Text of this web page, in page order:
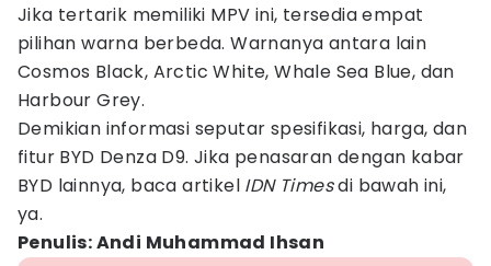
Jika tertarik memiliki MPV ini, tersedia empat
pilihan warna berbeda. Warnanya antara lain
Cosmos Black, Arctic White, Whale Sea Blue, dan
Harbour Grey.
Demikian informasi seputar spesifikasi, harga, dan
fitur BYD Denza D9. Jika penasaran dengan kabar
BYD lainnya, baca artikel IDN Timesdi bawah ini,
ya.
Penulis: Andi Muhammad Ihsan